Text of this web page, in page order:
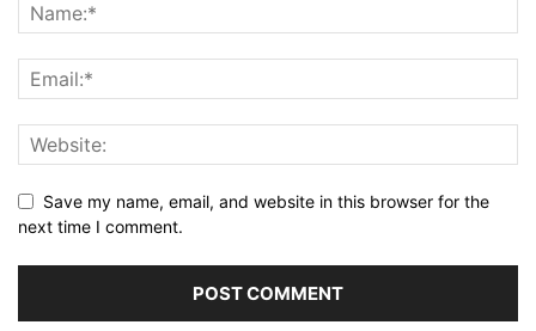
Save my name, email, and website in this browser for the
next time I comment.